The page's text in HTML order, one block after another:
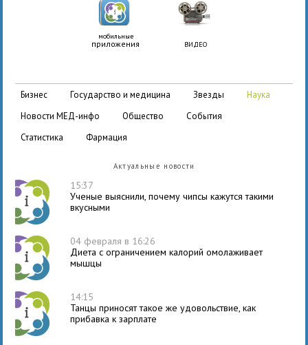
мобильные
приложения ВИДЕО
бизнес государство и медицина звезды
наука
новости МЕД-инфо
общество
события
статистика
фармация
Актуальные новости
15:37
Ученые выяснили, почему чипсы кажутся такими
вкусными
04 февраля в 16:26
Диета с ограничением калорий омолаживает
мышцы
14:15
Танцы приносят такое же удовольствие, как
прибавка к зарплате